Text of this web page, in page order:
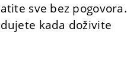
sve bez pogovora.
kada doživite